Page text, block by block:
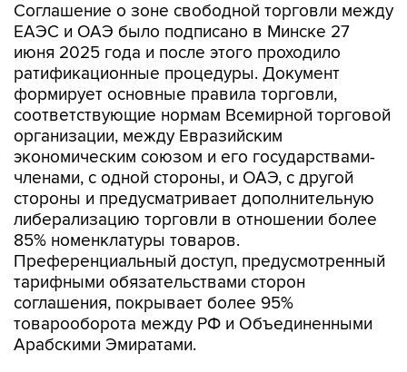
Соглашение о зоне свободной торговли между
ЕАЭС и ОАЭ было подписано в Минске 27
июня 2025 года и после этого проходило
ратификационные процедуры. Документ
формирует основные правила торговли,
соответствующие нормам Всемирной торговой
организации, между Евразийским
экономическим союзом и его государствами-
членами, с одной стороны, и ОАЭ, с другой
стороны и предусматривает дополнительную
либерализацию торговли в отношении более
85% номенклатуры товаров.
Преференциальный доступ, предусмотренный
тарифными обязательствами сторон
соглашения, покрывает более 95%
товарооборота между РФ и Объединенными
Арабскими Эмиратами.